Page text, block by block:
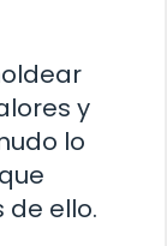
y
lo
ello.